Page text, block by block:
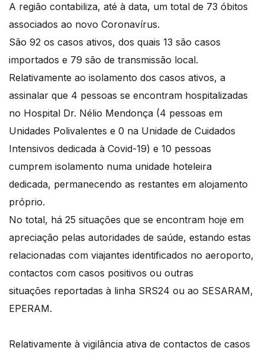
A região contabiliza, até à data, um total de 73 óbitos
associados ao novo Coronavírus.
São 92 os casos ativos, dos quais 13 são casos
importados e 79 são de transmissão local.
Relativamente ao isolamento dos casos ativos, a
assinalar que 4 pessoas se encontram hospitalizadas
no Hospital Dr. Nélio Mendonça (4 pessoas em
Unidades Polivalentes e 0 na Unidade de Cuidados
Intensivos dedicada à Covid-19) e 10 pessoas
cumprem isolamento numa unidade hoteleira
dedicada, permanecendo as restantes em alojamento
próprio.
No total, há 25 situações que se encontram hoje em
apreciação pelas autoridades de saúde, estando estas
relacionadas com viajantes identificados no aeroporto,
contactos com casos positivos ou outras
situações reportadas à linha SRS24 ou ao SESARAM,
EPERAM.
Relativamente à vigilância ativa de contactos de casos